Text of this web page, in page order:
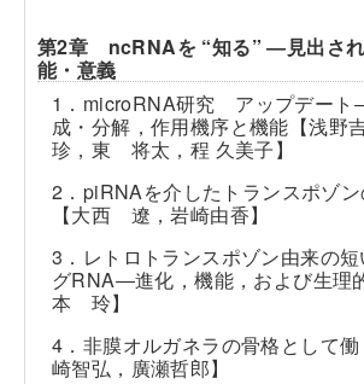
第2章 ncRNAを “知る” ―見出さ
能・意義
1．microRNA研究 アップデート
成・分解，作用機序と機能【浅野
珍，東 将太，程 久美子】
2．piRNAを介したトランスポゾ
【大西 遼，岩崎由香】
3．レトロトランスポゾン由来の
グRNA―進化，機能，および生理
本 玲】
4．非膜オルガネラの骨格として
崎智弘，廣瀬哲郎】